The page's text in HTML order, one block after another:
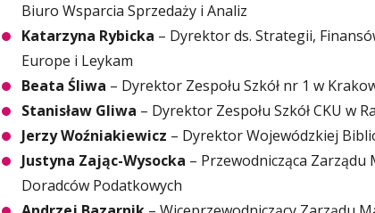
Biuro Wsparcia Sprzedaży i Analiz
Katarzyna Rybicka – Dyrektor ds. Strategii,
Europe i Leykam
Beata Śliwa – Dyrektor Zespołu Szkół nr 1 w
Stanisław Gliwa – Dyrektor Zespołu Szkół CKU w
Jerzy Woźniakiewicz – Dyrektor Wojewódzkiej
Justyna Zając-Wysocka – Przewodnicząca Zarządu
Doradców Podatkowych